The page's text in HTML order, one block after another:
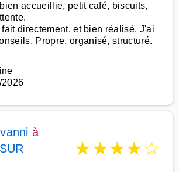
accueillie, petit café, biscuits,
fait directement, et bien réalisé. J'ai
Propre, organisé, structuré.
à
★★★★☆